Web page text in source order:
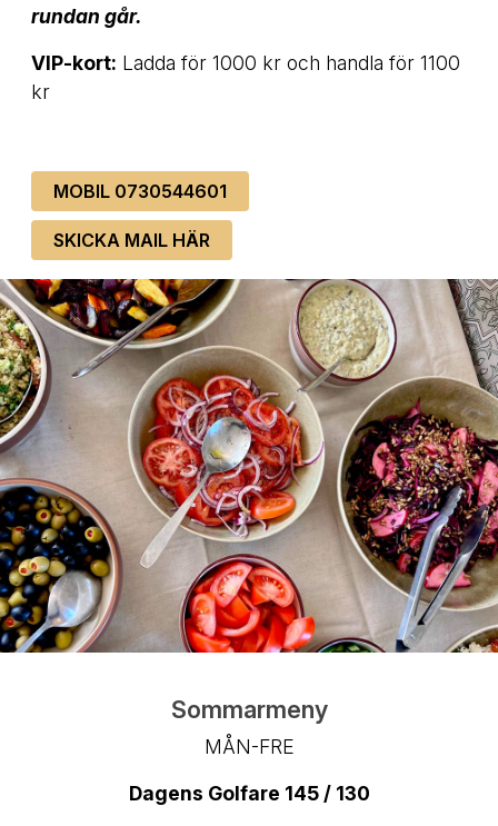
rundan går.
VIP-kort: Ladda för 1000 kr och handla för 1100
kr
MOBIL 0730544601
SKICKA MAIL HÄR
Sommarmeny
MÅN-FRE
Dagens Golfare 145 / 130